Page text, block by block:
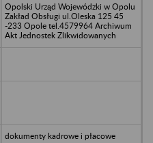
Opolski Urząd Wojewódzki w Opolu
Zakład Obsługi ul.Oleska 125 45
-233 Opole tel.4579964 Archiwum
Akt Jednostek Zlikwidowanych
dokumenty kadrowe i płacowe